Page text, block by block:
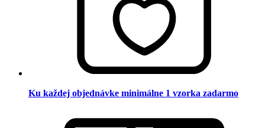
Ku každej objednávke minimálne 1 vzorka zadarmo